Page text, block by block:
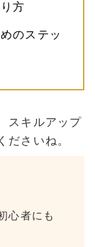
方
のステッ
スキルアップ
ださいね。
心者にも